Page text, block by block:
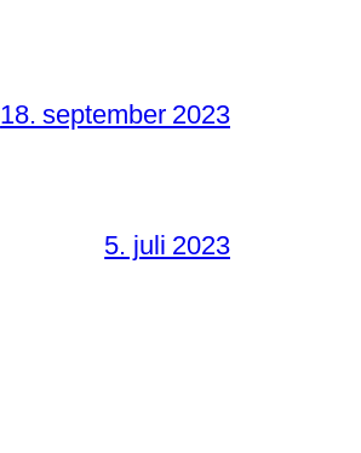
18. september 2023
5. juli 2023